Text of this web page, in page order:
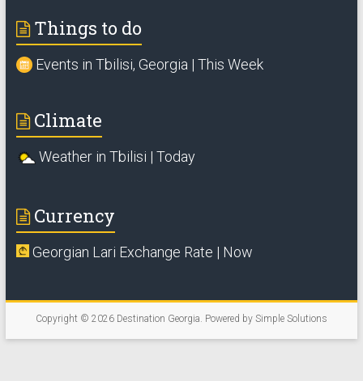
Things to do
Events in Tbilisi, Georgia | This Week
Climate
Weather in Tbilisi | Today
Currency
Georgian Lari Exchange Rate | Now
Copyright © 2026 Destination Georgia . Powered by Simple Solutions